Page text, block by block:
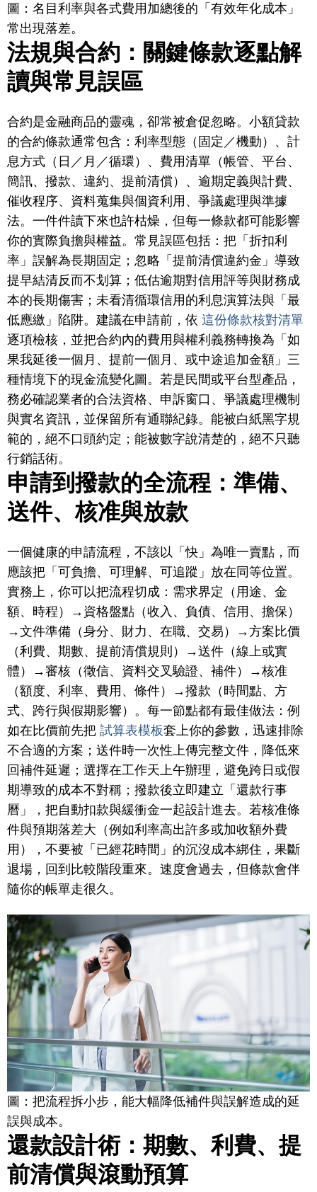
圖：名目利率與各式費用加總後的「有效年化成本」
常出現落差。
法規與合約：關鍵條款逐點解
讀與常見誤區
合約是金融商品的靈魂，卻常被倉促忽略。小額貸款
的合約條款通常包含：利率型態（固定／機動）、計
息方式（日／月／循環）、費用清單（帳管、平台、
簡訊、撥款、違約、提前清償）、逾期定義與計費、
催收程序、資料蒐集與個資利用、爭議處理與準據
法。一件件讀下來也許枯燥，但每一條款都可能影響
你的實際負擔與權益。常見誤區包括：把「折扣利
率」誤解為長期固定；忽略「提前清償違約金」導致
提早結清反而不划算；低估逾期對信用評等與財務成
本的長期傷害；未看清循環信用的利息演算法與「最
低應繳」陷阱。建議在申請前，依 這份條款核對清單
逐項檢核，並把合約內的費用與權利義務轉換為「如
果我延後一個月、提前一個月、或中途追加金額」三
種情境下的現金流變化圖。若是民間或平台型產品，
務必確認業者的合法資格、申訴窗口、爭議處理機制
與實名資訊，並保留所有通聯紀錄。能被白紙黑字規
範的，絕不口頭約定；能被數字說清楚的，絕不只聽
行銷話術。
申請到撥款的全流程：準備、
送件、核准與放款
一個健康的申請流程，不該以「快」為唯一賣點，而
應該把「可負擔、可理解、可追蹤」放在同等位置。
實務上，你可以把流程切成：需求界定（用途、金
額、時程）→資格盤點（收入、負債、信用、擔保）
→文件準備（身分、財力、在職、交易）→方案比價
（利費、期數、提前清償規則）→送件（線上或實
體）→審核（徵信、資料交叉驗證、補件）→核准
（額度、利率、費用、條件）→撥款（時間點、方
式、跨行與假期影響）。每一節點都有最佳做法：例
如在比價前先把 試算表模板套上你的參數，迅速排除
不合適的方案；送件時一次性上傳完整文件，降低來
回補件延遲；選擇在工作天上午辦理，避免跨日或假
期導致的成本不對稱；撥款後立即建立「還款行事
曆」，把自動扣款與緩衝金一起設計進去。若核准條
件與預期落差大（例如利率高出許多或加收額外費
用），不要被「已經花時間」的沉沒成本綁住，果斷
退場，回到比較階段重來。速度會過去，但條款會伴
隨你的帳單走很久。
圖：把流程拆小步，能大幅降低補件與誤解造成的延
誤與成本。
還款設計術：期數、利費、提
前清償與滾動預算